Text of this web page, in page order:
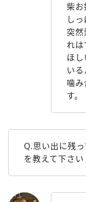
柴お
し
突然
れ
ほ
い
噛
す。
Q.思い出に残
を教えて下さい